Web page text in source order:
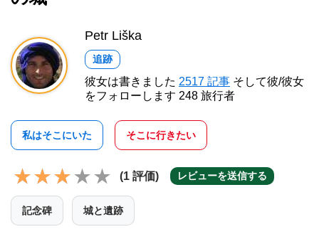
Petr Liška
追跡
彼女は書きました 2517 記事 そして彼/彼女
をフォローします 248 旅行者
私はそこにいた そこに行きたい
(1 評価) レビューを送信する
記念碑 城と遺跡